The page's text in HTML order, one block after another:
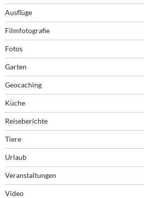
Ausflüge
Filmfotografie
Fotos
Garten
Geocaching
Küche
Reiseberichte
Tiere
Urlaub
Veranstaltungen
Video